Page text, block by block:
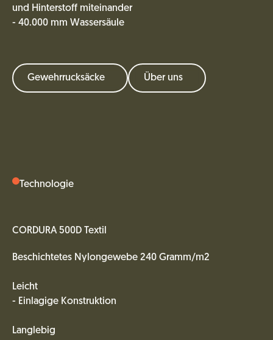
und Hinterstoff miteinander
- 40.000 mm Wassersäule
Gewehrrucksäcke Über uns
Technologie
CORDURA 500D Textil
Beschichtetes Nylongewebe 240 Gramm/m2
Leicht
- Einlagige Konstruktion
Langlebig